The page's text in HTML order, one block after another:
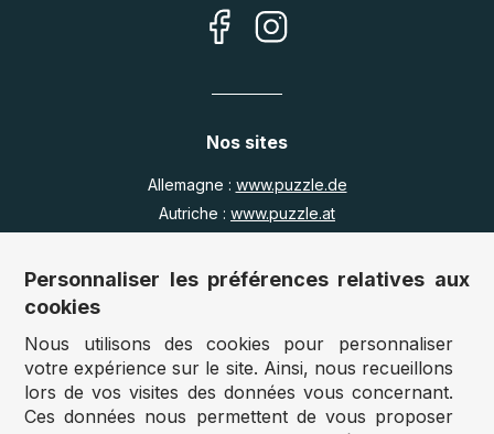
Nos sites
Allemagne : www.puzzle.de
Autriche : www.puzzle.at
Royaume Uni :
www.jigsawpuzzle.co.uk
Accès revendeurs / détaillants
Vous avez un magasin ?
Vous souhaitez accéder à nos prix revendeurs ?
Personnaliser les préférences relatives aux
cookies
Nous utilisons des cookies pour personnaliser
votre expérience sur le site. Ainsi, nous recueillons
lors de vos visites des données vous concernant.
Ces données nous permettent de vous proposer